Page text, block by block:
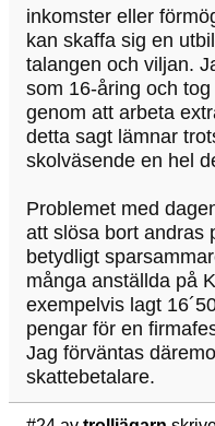
inkomster eller
kan skaffa sig en
talangen och viljan.
som 16-åring och
genom att arbeta
detta sagt lämnar
skolväsende en hel
Problemet med
att slösa bort andras
betydligt
många anställda på
exempelvis lagt
pengar för en
Jag förväntas
skattebetalare.